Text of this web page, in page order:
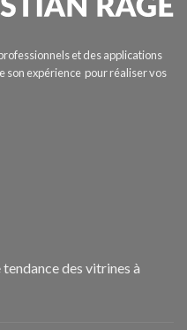
et des applications
son expérience pour réaliser vos
des vitrines à